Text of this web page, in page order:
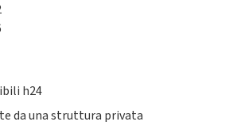
h24
da una struttura privata